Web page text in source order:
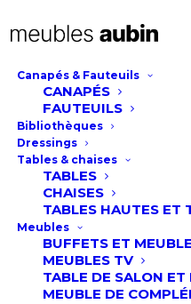
Canapés & Fauteuils
CANAPÉS
FAUTEUILS
Bibliothèques
Dressings
Tables & chaises
TABLES
CHAISES
TABLES HAUTES ET
Meubles
BUFFETS ET
MEUBLES TV
TABLE DE SALON
MEUBLE DE
Console